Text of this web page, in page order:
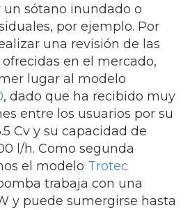
un sótano inundado o
por ejemplo. Por
una revisión de las
en el mercado,
lugar al modelo
, dado que ha recibido muy
entre los usuarios por su
Cv y su capacidad de
l/h. Como segunda
el modelo Trotec
trabaja con una
y puede sumergirse hasta